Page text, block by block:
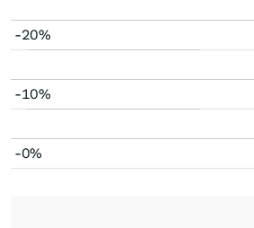
-20%
-10%
-0%